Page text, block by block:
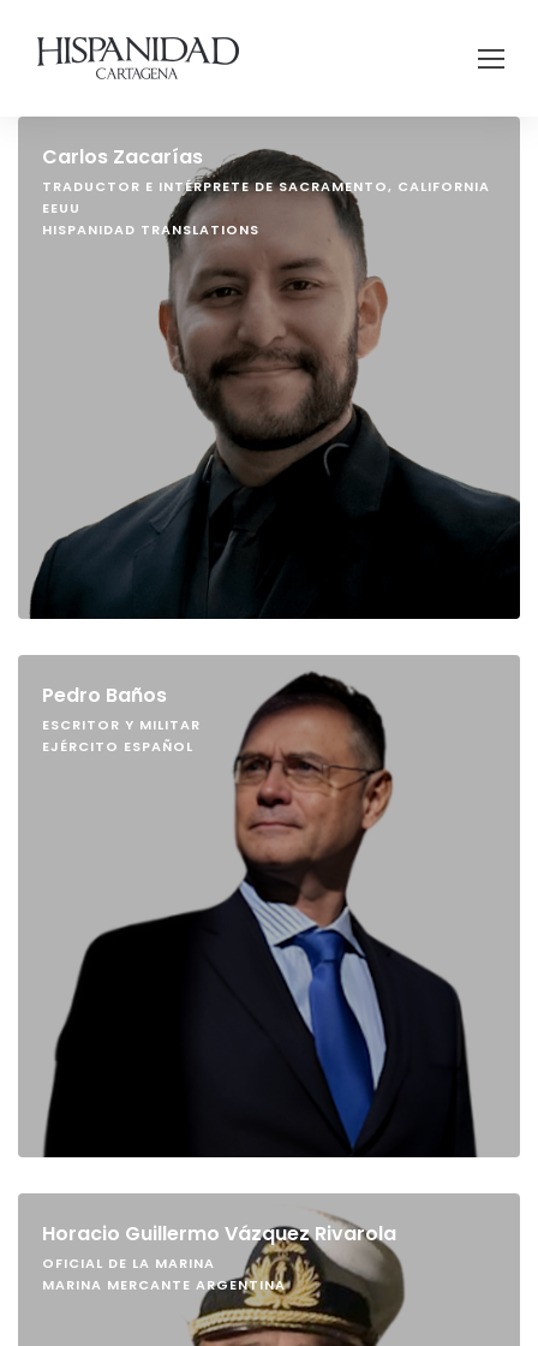
Carlos Zacarías
TRADUCTOR E INTÉRPRETE DE SACRAMENTO, CALIFORNIA
EEUU
HISPANIDAD TRANSLATIONS
Pedro Baños
ESCRITOR Y MILITAR
EJÉRCITO ESPAÑOL
Horacio Guillermo Vázquez Rivarola
OFICIAL DE LA MARINA
MARINA MERCANTE ARGENTINA